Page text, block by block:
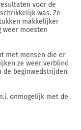
voor de
was. Ze
makkelijker
weer moesten
met mensen die er
ze weer verblind
de beginwedstrijden.
onmogelijk met de